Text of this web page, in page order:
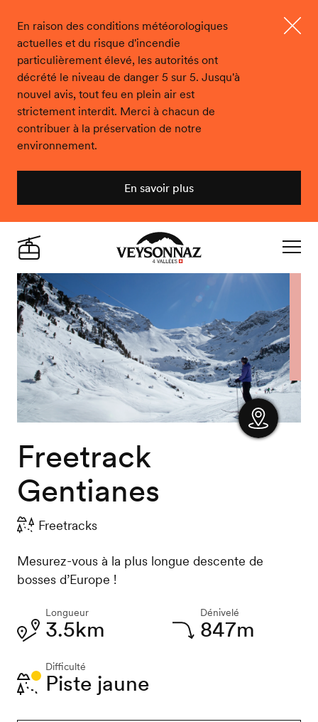
En raison des conditions météorologiques
actuelles et du risque d'incendie
particulièrement élevé, les autorités ont
décrété le niveau de danger 5 sur 5. Jusqu'à
nouvel avis, tout feu en plein air est
strictement interdit. Merci à chacun de
contribuer à la préservation de notre
environnement.
En savoir plus
Veysonnaz
Live
Freetrack
Gentianes
Freetracks
Mesurez-vous à la plus longue descente de
bosses d’Europe !
Longueur
3.5km
Difficulté
Piste jaune
Dénivelé
847m